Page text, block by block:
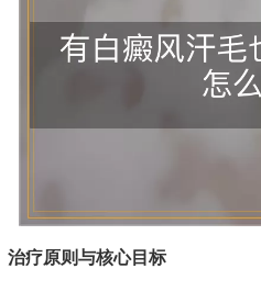
治疗原则与核心目标